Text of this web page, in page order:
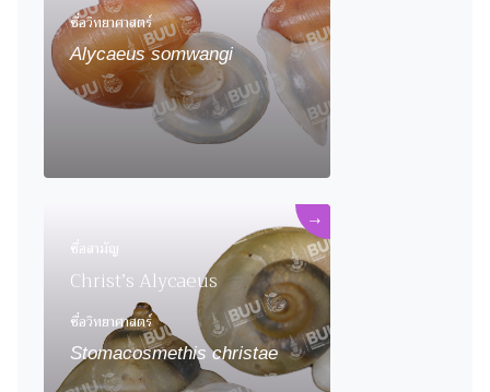
ชื่อวิทยาศาสตร์
Alycaeus somwangi
ชื่อสามัญ
Christ’s Alycaeus
ชื่อวิทยาศาสตร์
Stomacosmethis christae
→